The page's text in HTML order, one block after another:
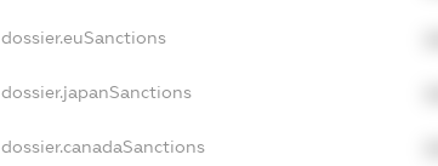
dossier.euSanctions
dossier.japanSanctions
dossier.canadaSanctions